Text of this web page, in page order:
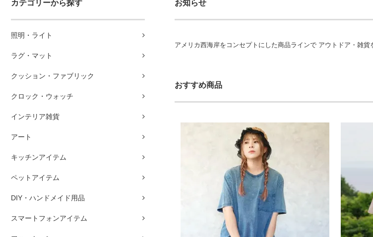
カテゴリーから探す
照明・ライト
ラグ・マット
クッション・ファブリック
クロック・ウォッチ
インテリア雑貨
アート
キッチンアイテム
ペットアイテム
DIY・ハンドメイド用品
スマートフォンアイテム
お知らせ
アメリカ西海岸をコンセプトにした商品ラインで アウトドア・雑
おすすめ商品